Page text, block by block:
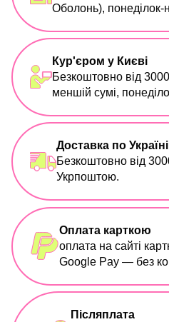
Оболонь), понеділок-
Кур'єром у Києві
Безкоштовно від
меншій сумі,
Доставка по Україні
Безкоштовно від
Укрпоштою.
Оплата карткою
оплата на сайті
Google Pay — без
Післяплата